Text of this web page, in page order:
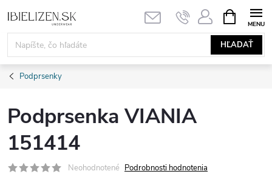
na
obsah
HĽADAŤ
KOŠÍK
Podprsenky
Podprsenka VIANIA
151414
Neohodnotené Podrobnosti hodnotenia